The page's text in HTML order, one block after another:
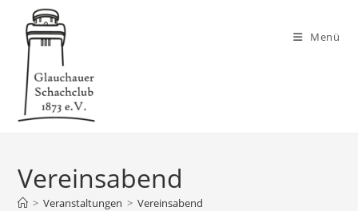
Inhalt
springen
Menü
Vereinsabend
> Veranstaltungen > Vereinsabend